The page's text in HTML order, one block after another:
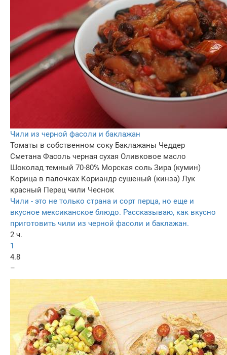
Чили из черной фасоли и баклажан
Томаты в собственном соку Баклажаны Чеддер
Сметана Фасоль черная сухая Оливковое масло
Шоколад темный 70-80% Морская соль Зира (кумин)
Корица в палочках Кориандр сушеный (кинза) Лук
красный Перец чили Чеснок
Чили - это не только страна и сорт перца, но еще и
вкусное мексиканское блюдо. Рассказываю, как вкусно
приготовить чили из черной фасоли и баклажан.
2 ч.
1
4.8
–